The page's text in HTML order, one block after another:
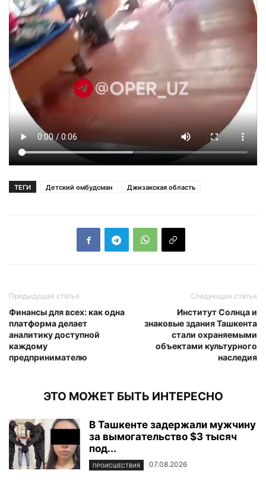
ТЕГИ Детский омбудсман Джизакская область
Предыдущая статья
Финансы для всех: как одна
платформа делает
аналитику доступной
каждому
предпринимателю
Следующая статья
Институт Солнца и
знаковые здания Ташкента
стали охраняемыми
объектами культурного
наследия
ЭТО МОЖЕТ БЫТЬ ИНТЕРЕСНО
В Ташкенте задержали мужчину
за вымогательство $3 тысяч
под...
ПРОИСШЕСТВИЯ 07.08.2026